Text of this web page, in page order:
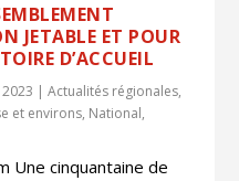
JETABLE ET POUR
D’ACCUEIL
|Actualités régionales,
et environs, National,
Une cinquantaine de